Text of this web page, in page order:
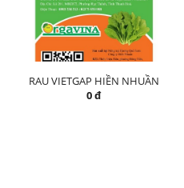
RAU VIETGAP HIỀN NHUẦN
0 đ